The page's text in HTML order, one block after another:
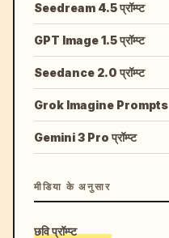
Seedream 4.5 प्रॉम्प्ट
GPT Image 1.5 प्रॉम्प्ट
Seedance 2.0 प्रॉम्प्ट
Grok Imagine Prompts
Gemini 3 Pro प्रॉम्प्ट
मीडिया के अनुसार
छवि प्रॉम्प्ट